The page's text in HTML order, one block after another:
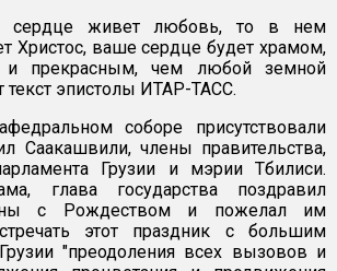
сердце живет любовь, то в нем
Христос, ваше сердце будет храмом,
и прекрасным, чем любой земной
текст эпистолы ИТАР-ТАСС.
соборе присутствовали
Саакашвили, члены правительства,
Грузии и мэрии Тбилиси.
глава государства поздравил
с Рождеством и пожелал им
этот праздник с большим
"преодоления всех вызовов и